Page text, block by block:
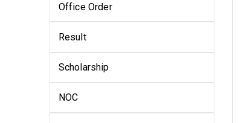
Office Order
Result
Scholarship
NOC